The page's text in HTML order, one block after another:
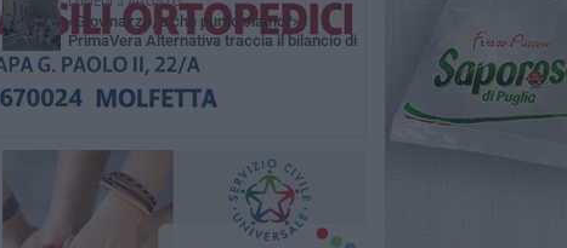
«Giovinazzo, a che punto siamo?»:
PrimaVera Alternativa traccia il bilancio di
4 anni di Sollecito